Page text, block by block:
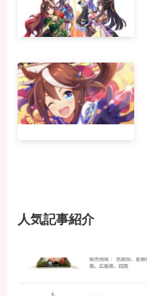
人気記事紹介